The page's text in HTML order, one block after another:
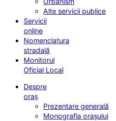
Alte servicii publice
Servicii
online
Nomenclatura
stradală
Monitorul
Oficial Local
Despre
oraș
Prezentare generală
Monografia orașului